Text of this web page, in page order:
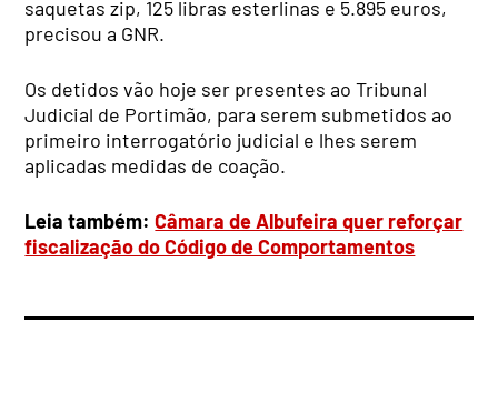
saquetas zip, 125 libras esterlinas e 5.895 euros,
precisou a GNR.
Os detidos vão hoje ser presentes ao Tribunal
Judicial de Portimão, para serem submetidos ao
primeiro interrogatório judicial e lhes serem
aplicadas medidas de coação.
Leia também:Câmara de Albufeira quer reforçar
fiscalização do Código de Comportamentos